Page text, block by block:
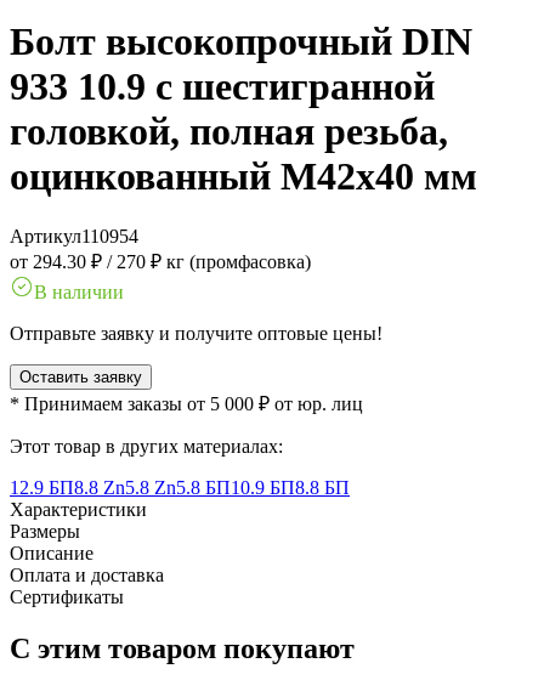
Болт высокопрочный DIN
933 10.9 с шестигранной
головкой, полная резьба,
оцинкованный M42x40 мм
Артикул110954
от 294.30 ₽ / 270 ₽ кг (промфасовка)
В наличии
Отправьте заявку и получите оптовые цены!
Оставить заявку
* Принимаем заказы от 5 000 ₽ от юр. лиц
Этот товар в других материалах:
12.9 БП8.8 Zn5.8 Zn5.8 БП10.9 БП8.8 БП
Характеристики
Размеры
Описание
Оплата и доставка
Сертификаты
С этим товаром покупают